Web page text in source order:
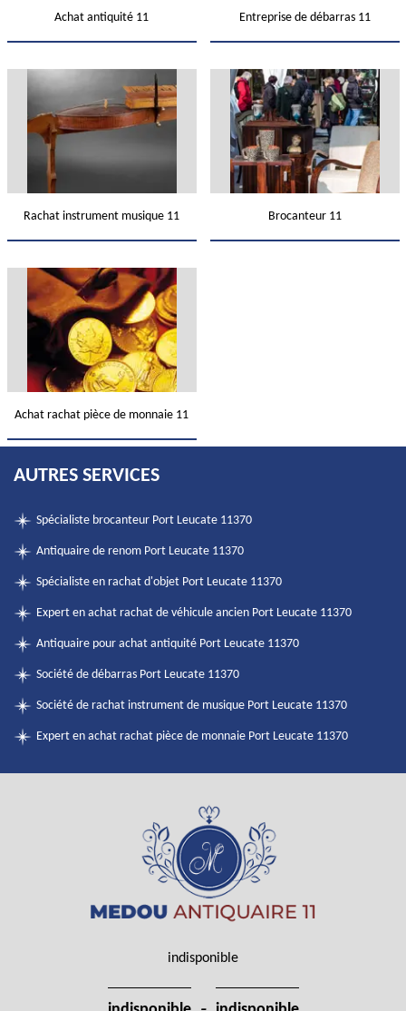
Achat antiquité 11 Entreprise de débarras 11
Rachat instrument musique 11 Brocanteur 11
Achat rachat pièce de monnaie 11
AUTRES SERVICES
Spécialiste brocanteur Port Leucate 11370
Antiquaire de renom Port Leucate 11370
Spécialiste en rachat d'objet Port Leucate 11370
Expert en achat rachat de véhicule ancien Port Leucate 11370
Antiquaire pour achat antiquité Port Leucate 11370
Société de débarras Port Leucate 11370
Société de rachat instrument de musique Port Leucate 11370
Expert en achat rachat pièce de monnaie Port Leucate 11370
indisponible